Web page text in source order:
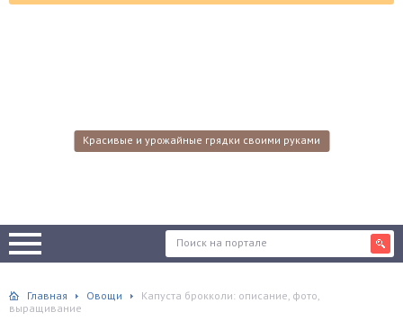
Красивые и урожайные грядки своими руками
Главная Овощи
Капуста брокколи: описание, фото,
выращивание